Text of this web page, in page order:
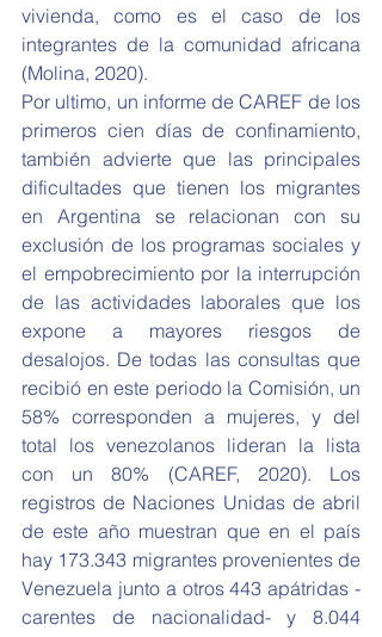
vivienda, como es el caso de los
integrantes de la comunidad africana
(Molina, 2020).
Por ultimo, un informe de CAREF de los
primeros cien días de confinamiento,
también advierte que las principales
dificultades que tienen los migrantes
en Argentina se relacionan con su
exclusión de los programas sociales y
el empobrecimiento por la interrupción
de las actividades laborales que los
expone a mayores riesgos de
desalojos. De todas las consultas que
recibió en este periodo la Comisión, un
58% corresponden a mujeres, y del
total los venezolanos lideran la lista
con un 80% (CAREF, 2020). Los
registros de Naciones Unidas de abril
de este año muestran que en el país
hay 173.343 migrantes provenientes de
Venezuela junto a otros 443 apátridas -
carentes de nacionalidad- y 8.044